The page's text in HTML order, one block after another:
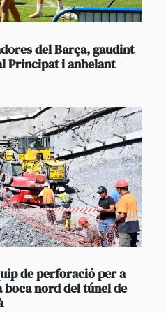
del Barça, gaudint
Principat i anhelant
de perforació per a
nord del túnel de